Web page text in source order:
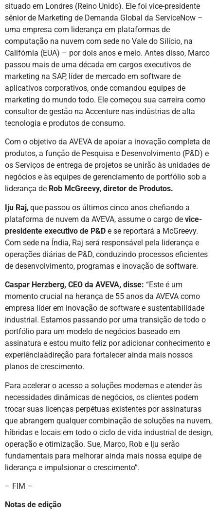
situado em Londres (Reino Unido). Ele foi vice-presidente
sênior de Marketing de Demanda Global da ServiceNow –
uma empresa com liderança em plataformas de
computação na nuvem com sede no Vale do Silício, na
Califórnia (EUA) – por dois anos e meio. Antes disso, Marco
passou mais de uma década em cargos executivos de
marketing na SAP, líder de mercado em software de
aplicativos corporativos, onde comandou equipes de
marketing do mundo todo. Ele começou sua carreira como
consultor de gestão na Accenture nas indústrias de alta
tecnologia e produtos de consumo.
Com o objetivo da AVEVA de apoiar a inovação completa de
produtos, a função de Pesquisa e Desenvolvimento (P&D) e
os Serviços de entrega de projetos se unirão às unidades de
negócios e às equipes de gerenciamento de portfólio sob a
liderança de Rob McGreevy, diretor de Produtos.
Iju Raj, que passou os últimos cinco anos chefiando a
plataforma de nuvem da AVEVA, assume o cargo de vice-
presidente executivo de P&D e se reportará a McGreevy.
Com sede na Índia, Raj será responsável pela liderança e
operações diárias de P&D, conduzindo processos eficientes
de desenvolvimento, programas e inovação de software.
Caspar Herzberg, CEO da AVEVA, disse: “Este é um
momento crucial na herança de 55 anos da AVEVA como
empresa líder em inovação de software e sustentabilidade
industrial. Estamos passando por uma transição de todo o
portfólio para um modelo de negócios baseado em
assinatura e estou muito feliz por adicionar conhecimento e
experiênciaàdireção para fortalecer ainda mais nossos
planos de crescimento.
Para acelerar o acesso a soluções modernas e atender às
necessidades dinâmicas de negócios, os clientes podem
trocar suas licenças perpétuas existentes por assinaturas
que abrangem qualquer combinação de soluções na nuvem,
híbridas e locais em todo o ciclo de vida industrial de design,
operação e otimização. Sue, Marco, Rob e Iju serão
fundamentais para melhorar ainda mais nossa equipe de
liderança e impulsionar o crescimento”.
– FIM –
Notas de edição